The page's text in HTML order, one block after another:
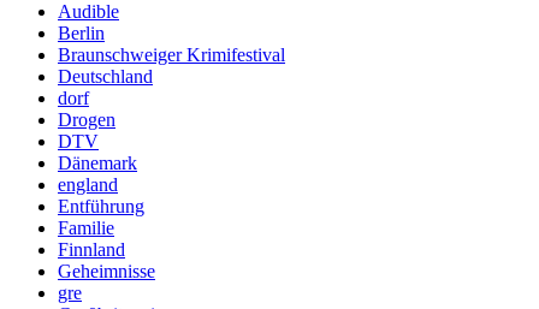
Audible
Berlin
Braunschweiger Krimifestival
Deutschland
dorf
Drogen
DTV
Dänemark
england
Entführung
Familie
Finnland
Geheimnisse
gre